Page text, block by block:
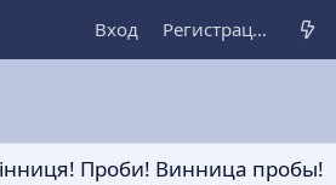
Вход Регистрация
Проби! Винница пробы!